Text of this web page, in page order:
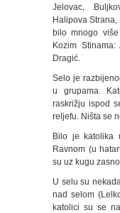
Jelovac,
Halipova
bilo mnogo
Kozim
Dragić.
Selo je
u grupama.
raskrižju ispod
reljefu. Ništa se
Bilo je katolika
Ravnom (u
su uz kugu
U selu su
nad selom
katolici su se